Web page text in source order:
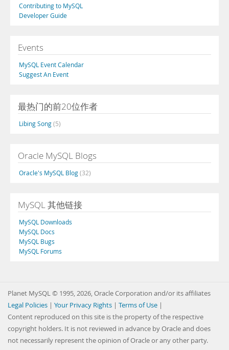
Contributing to MySQL
Developer Guide
Events
MySQL Event Calendar
Suggest An Event
最热门的前20位作者
Libing Song(5)
Oracle MySQL Blogs
Oracle's MySQL Blog(32)
MySQL 其他链接
MySQL Downloads
MySQL Docs
MySQL Bugs
MySQL Forums
Planet MySQL © 1995, 2026, Oracle Corporation and/or its affiliates
Legal Policies | Your Privacy Rights | Terms of Use |
Content reproduced on this site is the property of the respective
copyright holders. It is not reviewed in advance by Oracle and does
not necessarily represent the opinion of Oracle or any other party.